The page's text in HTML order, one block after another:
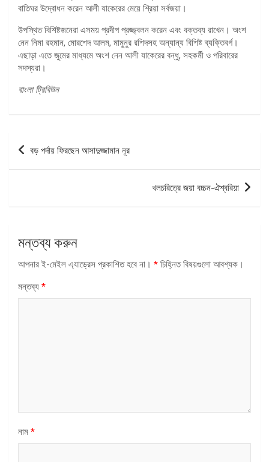
বাতিঘর উদ্বোধন করেন আলী যাকেরের মেয়ে শ্রিয়া সর্বজয়া।
উপস্থিত বিশিষ্টজনেরা এসময় প্রদীপ প্রজ্জ্বলন করেন এবং বক্তব্য রাখেন। অংশ
নেন নিমা রহমান, মোরশেদ আলম, মামুনুর রশিদসহ অন্যান্য বিশিষ্ট ব্যক্তিবর্গ।
এছাড়া এতে জুমের মাধ্যমে অংশ নেন আলী যাকেরের বন্ধু, সহকর্মী ও পরিবারের
সদস্যরা।
বাংলা ট্রিবিউন
পোস্ট
ন্যাভিগেশন
বড় পর্দায় ফিরছেন আসাদুজ্জামান নূর
খলচরিত্রে জয়া বচ্চন-ঐশ্বরিয়া
মন্তব্য করুন
আপনার ই-মেইল এ্যাড্রেস প্রকাশিত হবে না। * চিহ্নিত বিষয়গুলো আবশ্যক।
মন্তব্য *
নাম *